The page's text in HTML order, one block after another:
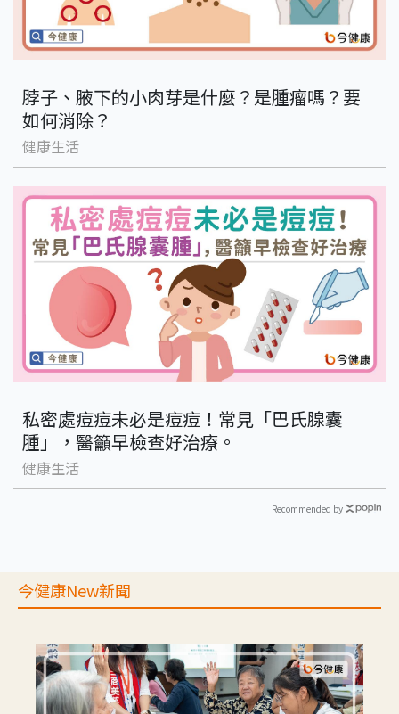
脖子、腋下的小肉芽是什麼？是腫瘤嗎？要
如何消除？
健康生活
私密處痘痘未必是痘痘！常見「巴氏腺囊
腫」，醫籲早檢查好治療。
健康生活
Recommended by
今健康New新聞